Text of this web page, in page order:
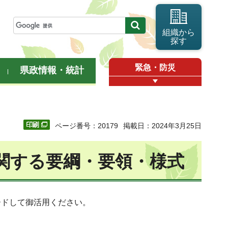
組織から
探す
県政情報・統計 緊急・防災
ページ番号：20179 掲載日：2024年3月25日
する要綱・要領・様式
して御活用ください。